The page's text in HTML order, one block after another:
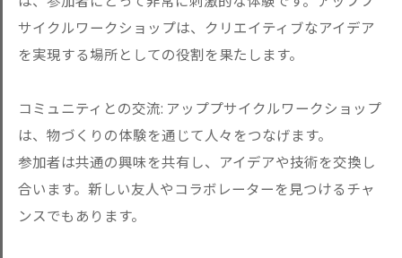
サイクルワークショップは、クリエイティブなアイデア
を実現する場所としての役割を果たします。
コミュニティとの交流: アッププサイクルワークショップ
は、物づくりの体験を通じて人々をつなげます。
参加者は共通の興味を共有し、アイデアや技術を交換し
合います。新しい友人やコラボレーターを見つけるチャ
ンスでもあります。